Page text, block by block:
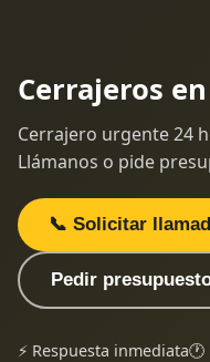
Cerrajeros en
Cerrajero urgente 24
Llámanos o pide
📞 Solicitar
Pedir
⚡ Respuesta inmediata🕐